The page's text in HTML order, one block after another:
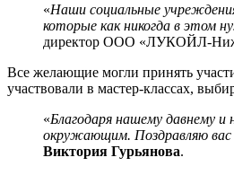
«Наши социальные
которые как никогда в этом
директор ООО «ЛУКОЙЛ-
Все желающие могли принять
участвовали в мастер-классах,
«Благодаря нашему давнему
окружающим. Поздравляю вас
Виктория Гурьянова.